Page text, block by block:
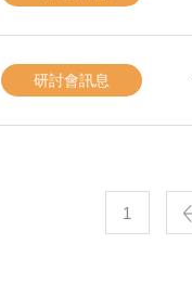
研討會訊息
1